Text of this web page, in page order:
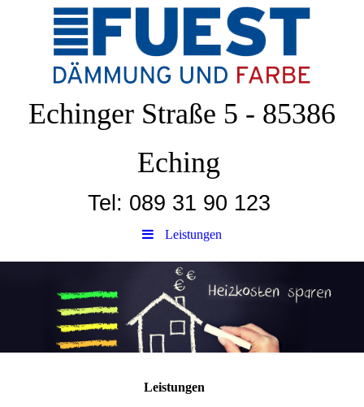
Echinger Straße 5 - 85386
Eching
Tel: 089 31 90 123
Leistungen
Leistungen